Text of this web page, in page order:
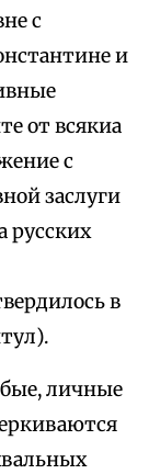
с
и
от всякиа
с
заслуги
русских
в
личные